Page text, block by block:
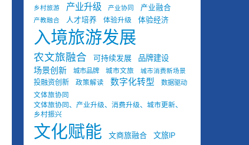
乡村旅游 产业升级 产业协同 产业融合
产教融合 人才培养 体验升级 体验经济
入境旅游发展
农文旅融合 可持续发展 品牌建设
场景创新 城市品牌 城市文旅 城市消费新场景
投融资创新 政策解读 数字化转型
数据驱动
文体旅协同
文体旅协同、产业升级、消费升级、城市更新、
乡村振兴
文化赋能 文商旅融合 文旅IP